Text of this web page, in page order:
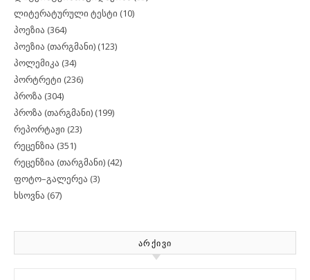
ლიტერატურული ტესტი (10)
პოეზია (364)
პოეზია (თარგმანი) (123)
პოლემიკა (34)
პორტრეტი (236)
პროზა (304)
პროზა (თარგმანი) (199)
რეპორტაჟი (23)
რეცენზია (351)
რეცენზია (თარგმანი) (42)
ფოტო–გალერეა (3)
ხსოვნა (67)
ᲐᲠᲥᲘᲕᲘ